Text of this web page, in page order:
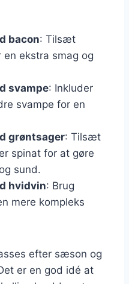
bacon: Tilsæt
ekstra smag og
svampe: Inkluder
svampe for en
grøntsager: Tilsæt
spinat for at gøre
sund.
hvidvin: Brug
mere kompleks
efter sæson og
er en god idé at